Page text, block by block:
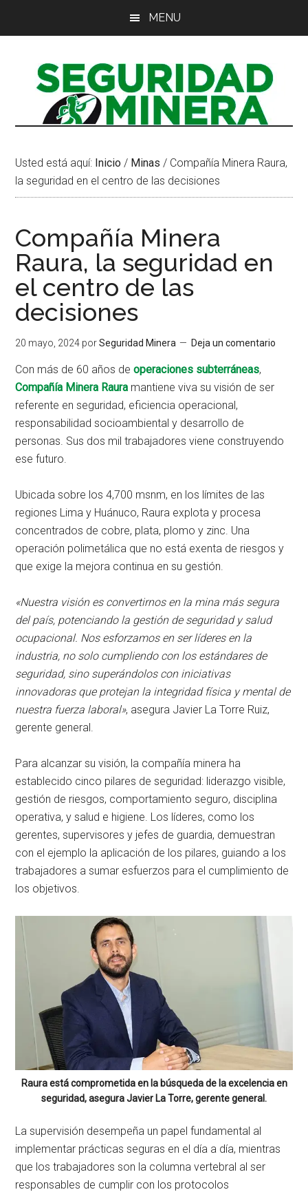
principal
MENU
Usted está aquí: Inicio / Minas / Compañía Minera Raura,
la seguridad en el centro de las decisiones
Compañía Minera
Raura, la seguridad en
el centro de las
decisiones
20 mayo, 2024 porSeguridad Minera Deja un comentario
Con más de 60 años deoperaciones subterráneas,
Compañía Minera Raura mantiene viva su visión de ser
referente en seguridad, eficiencia operacional,
responsabilidad socioambiental y desarrollo de
personas. Sus dos mil trabajadores viene construyendo
ese futuro.
Ubicada sobre los 4,700 msnm, en los límites de las
regiones Lima y Huánuco, Raura explota y procesa
concentrados de cobre, plata, plomo y zinc. Una
operación polimetálica que no está exenta de riesgos y
que exige la mejora continua en su gestión.
«Nuestra visión es convertirnos en la mina más segura
del país, potenciando la gestión de seguridad y salud
ocupacional. Nos esforzamos en ser líderes en la
industria, no solo cumpliendo con los estándares de
seguridad, sino superándolos con iniciativas
innovadoras que protejan la integridad física y mental de
nuestra fuerza laboral», asegura Javier La Torre Ruiz,
gerente general.
Para alcanzar su visión, la compañía minera ha
establecido cinco pilares de seguridad: liderazgo visible,
gestión de riesgos, comportamiento seguro, disciplina
operativa, y salud e higiene. Los líderes, como los
gerentes, supervisores y jefes de guardia, demuestran
con el ejemplo la aplicación de los pilares, guiando a los
trabajadores a sumar esfuerzos para el cumplimiento de
los objetivos.
Raura está comprometida en la búsqueda de la excelencia en
seguridad, asegura Javier La Torre, gerente general.
La supervisión desempeña un papel fundamental al
implementar prácticas seguras en el día a día, mientras
que los trabajadores son la columna vertebral al ser
responsables de cumplir con los protocolos